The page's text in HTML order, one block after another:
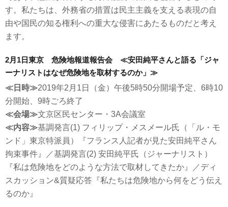
す。私たちは、外務省の措置は民主主義を支える表現の自
由や国民の知る権利への重大な侵害にあたるものだと考え
ます。
2月1日東京 危険地報道報告会 ≪安田純平さんと語る「ジャ
ーナリストはなぜ危険地を取材するのか」≫
≪日時≫2019年2月1日（金）午後5時50分開場予定、6時10
分開始、9時ごろ終了
≪会場≫文京区民センター・3A会議室
≪内容≫基調発言(1) フィリップ・メスメール氏（「ル・モ
ンド」東京特派員）『フランス人記者が見た安田純平さん
拘束事件』／基調発言(2) 安田純平氏（ジャーナリスト）
『私は危険地をどのような方法で取材してきたか』／ディ
スカッション&質疑応答『私たちは危険地から何をどう伝え
るのか』